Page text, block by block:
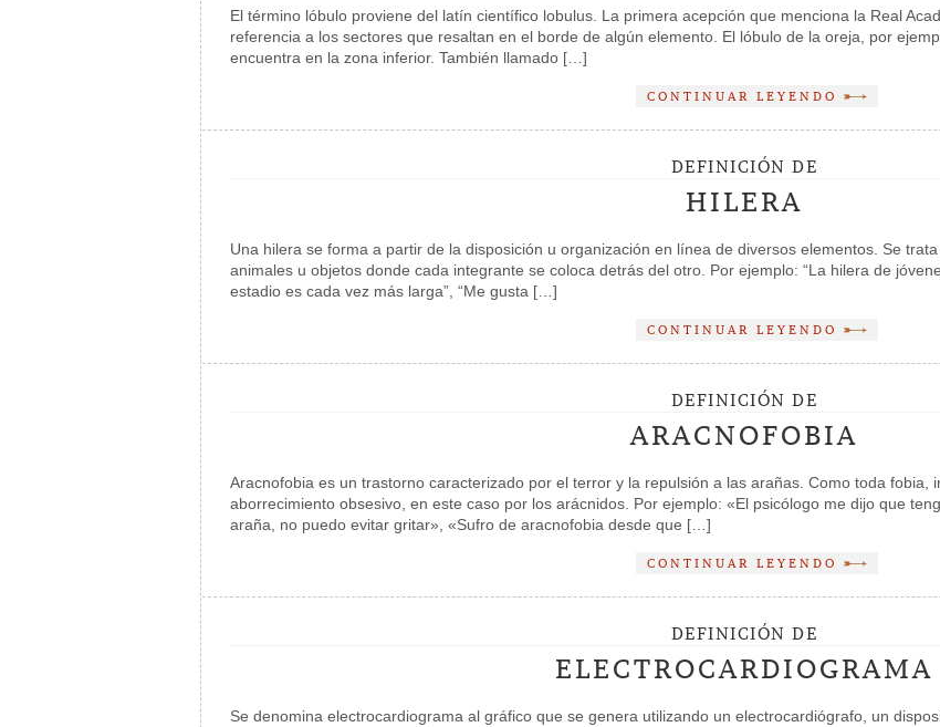
El término lóbulo proviene del latín científico lobulus. La primera acepción que menciona la Real
referencia a los sectores que resaltan en el borde de algún elemento. El lóbulo de la oreja, por
encuentra en la zona inferior. También llamado […]
CONTINUAR LEYENDO
DEFINICIÓN DE
HILERA
Una hilera se forma a partir de la disposición u organización en línea de diversos elementos. Se
animales u objetos donde cada integrante se coloca detrás del otro. Por ejemplo: “La hilera de
estadio es cada vez más larga”, “Me gusta […]
CONTINUAR LEYENDO
DEFINICIÓN DE
ARACNOFOBIA
Aracnofobia es un trastorno caracterizado por el terror y la repulsión a las arañas. Como toda fobia,
aborrecimiento obsesivo, en este caso por los arácnidos. Por ejemplo: «El psicólogo me dijo que
araña, no puedo evitar gritar», «Sufro de aracnofobia desde que […]
CONTINUAR LEYENDO
DEFINICIÓN DE
ELECTROCARDIOGRAMA
Se denomina electrocardiograma al gráfico que se genera utilizando un electrocardiógrafo, un